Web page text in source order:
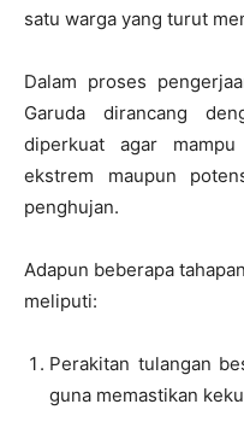
satu warga yang turut
Dalam proses
Garuda dirancang
diperkuat agar
ekstrem maupun
penghujan.
Adapun beberapa
meliputi:
Perakitan tulangan
guna memastikan